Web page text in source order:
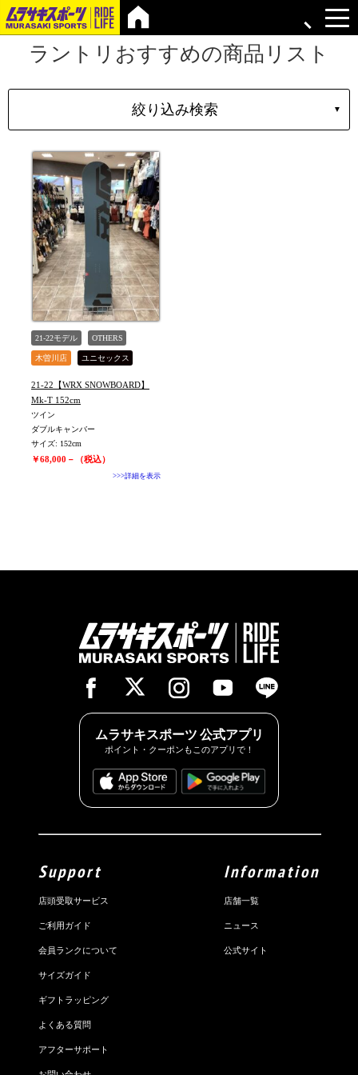
ラントリおすすめの商品リスト
絞り込み検索 ▼
ブランド
在庫店舗
21-22モデル OTHERS
木曽川店 ユニセックス
21-22【WRX SNOWBOARD】
Mk-T 152cm
ツイン
ダブルキャンバー
サイズ: 152cm
￥68,000－（税込）
>>>詳細を表示
ムラサキスポーツ 公式アプリ
ポイント・クーポンもこのアプリで！
Support
店頭受取サービス
ご利用ガイド
会員ランクについて
サイズガイド
ギフトラッピング
よくある質問
アフターサポート
Information
店舗一覧
ニュース
公式サイト